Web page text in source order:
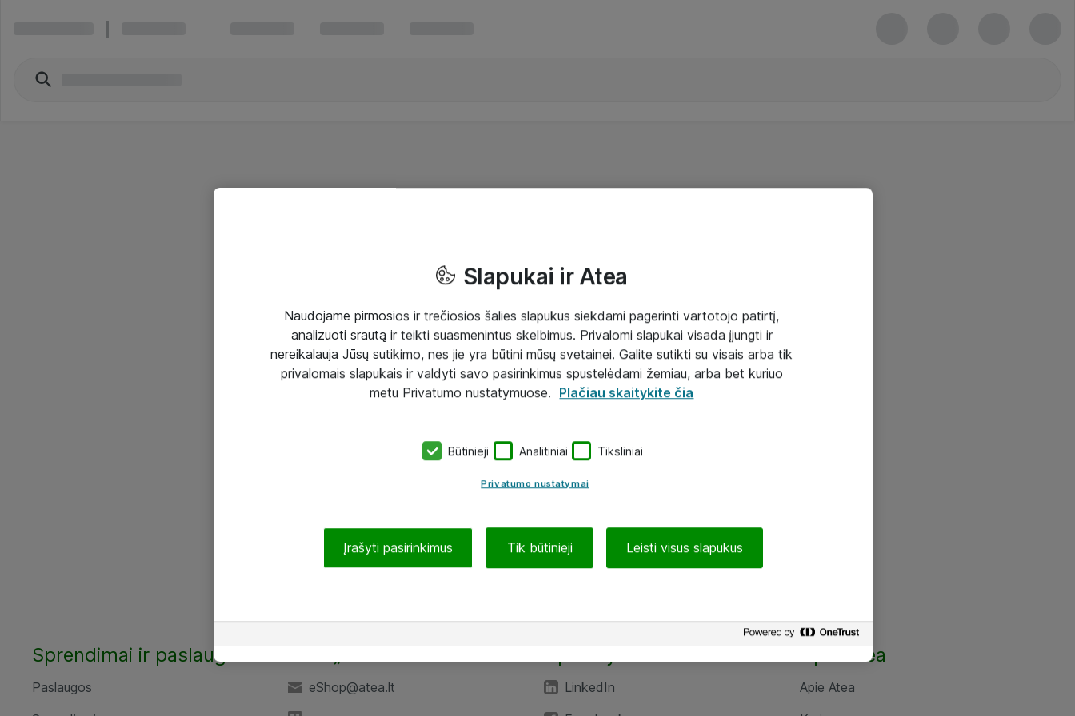
Sprendimai ir paslaugos
Paslaugos
eShop@atea.lt
LinkedIn
Apie Atea
Apie Atea
Slapukai ir Atea
Naudojame pirmosios ir trečiosios šalies slapukus siekdami pagerinti vartotojo patirtį,
analizuoti srautą ir teikti suasmenintus skelbimus. Privalomi slapukai visada įjungti ir
nereikalauja Jūsų sutikimo, nes jie yra būtini mūsų svetainei. Galite sutikti su visais arba tik
privalomais slapukais ir valdyti savo pasirinkimus spustelėdami žemiau, arba bet kuriuo
metu Privatumo nustatymuose. Plačiau skaitykite čia
Būtinieji Analitiniai Tiksliniai
Privatumo nustatymai
Įrašyti pasirinkimus Tik būtinieji Leisti visus slapukus